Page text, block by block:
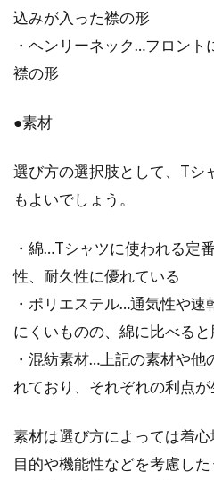
形も...
昨今、夏に
アウター
ースコー
秋冬のレディ
アウター選び
込みが入った襟の形
・ヘンリーネック…フロント
襟の形
●素材
選び方の選択肢として、Tシ
もよいでしょう。
・綿…Tシャツに使われる定
性、耐久性に優れている
・ポリエステル…通気性や速
にくいものの、綿に比べる
・混紡素材…上記の素材や他
れており、それぞれの利点
素材は選び方によっては着
目的や機能性などを考慮し